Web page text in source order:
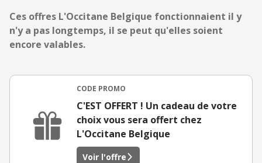
Ces offres L'Occitane Belgique fonctionnaient il y
n'y a pas longtemps, il se peut qu'elles soient
encore valables.
CODE PROMO
C'EST OFFERT ! Un cadeau de votre
choix vous sera offert chez
L'Occitane Belgique
Voir l'offre